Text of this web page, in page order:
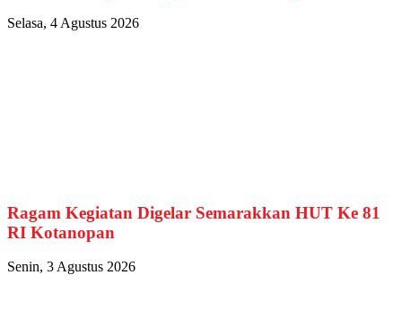
Selasa, 4 Agustus 2026
Ragam Kegiatan Digelar Semarakkan HUT Ke 81
RI Kotanopan
Senin, 3 Agustus 2026